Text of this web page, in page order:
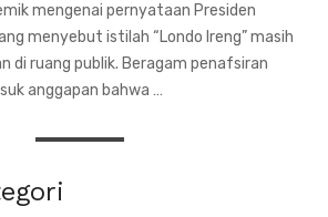
mengenai pernyataan Presiden
menyebut istilah “Londo Ireng” masih
di ruang publik. Beragam penafsiran
anggapan bahwa …